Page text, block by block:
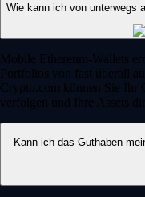
Wie kann ich von unterwegs
Mobile Ethereum-Wallets
Portfolios von fast überall
Crypto.com können Sie Ihr
verfolgen und Ihre Assets
Kann ich das Guthaben